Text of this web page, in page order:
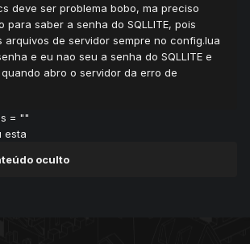
deve ser problema bobo, ma preciso
para saber a senha do SQLLITE, pois
arquivos de servidor sempre no config.lua
e eu nao seu a senha do SQLLITE e
abro o servidor da erro de
= ""
esta
oculto